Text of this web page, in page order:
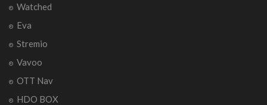
Watched
Eva
Stremio
Vavoo
OTT Nav
HDO BOX